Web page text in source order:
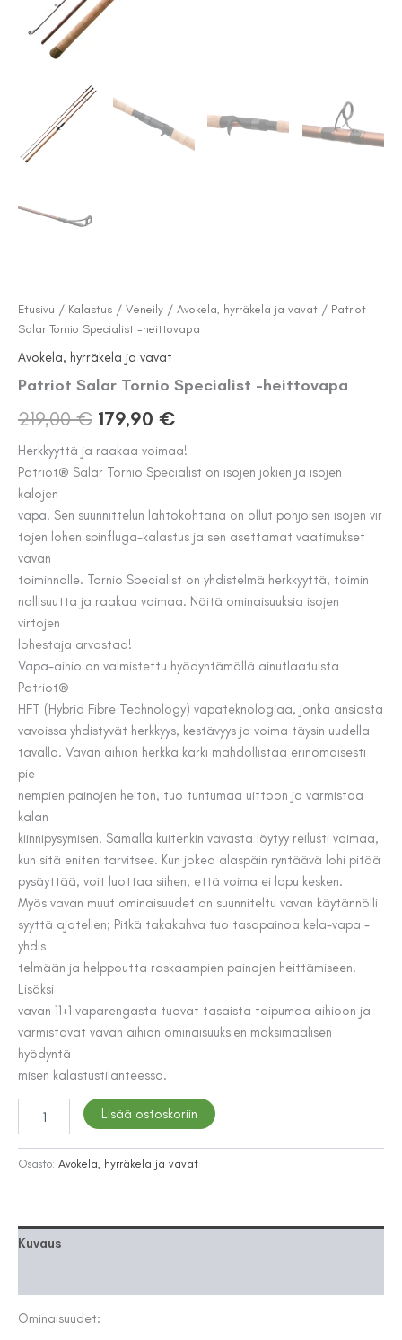
Etusivu / Kalastus / Veneily / Avokela, hyrräkela ja vavat / Patriot
Salar Tornio Specialist -heittovapa
Avokela, hyrräkela ja vavat
Patriot Salar Tornio Specialist -heittovapa
219,00€ Alkuperäinen
hinta
oli:
219,00 €.
179,90 €
hinta
on:
179,90 €.
Herkkyyttä ja raakaa voimaa!
Patriot® Salar Tornio Specialist on isojen jokien ja isojen
kalojen
vapa. Sen suunnittelun lähtökohtana on ollut pohjoisen isojen vir
tojen lohen spinfluga-kalastus ja sen asettamat vaatimukset
vavan
toiminnalle. Tornio Specialist on yhdistelmä herkkyyttä, toimin
nallisuutta ja raakaa voimaa. Näitä ominaisuuksia isojen
virtojen
lohestaja arvostaa!
Vapa-aihio on valmistettu hyödyntämällä ainutlaatuista
Patriot®
HFT (Hybrid Fibre Technology) vapateknologiaa, jonka ansiosta
vavoissa yhdistyvät herkkyys, kestävyys ja voima täysin uudella
tavalla. Vavan aihion herkkä kärki mahdollistaa erinomaisesti
pie
nempien painojen heiton, tuo tuntumaa uittoon ja varmistaa
kalan
kiinnipysymisen. Samalla kuitenkin vavasta löytyy reilusti voimaa,
kun sitä eniten tarvitsee. Kun jokea alaspäin ryntäävä lohi pitää
pysäyttää, voit luottaa siihen, että voima ei lopu kesken.
Myös vavan muut ominaisuudet on suunniteltu vavan käytännölli
syyttä ajatellen; Pitkä takakahva tuo tasapainoa kela-vapa -
yhdis
telmään ja helppoutta raskaampien painojen heittämiseen.
Lisäksi
vavan 11+1 vaparengasta tuovat tasaista taipumaa aihioon ja
varmistavat vavan aihion ominaisuuksien maksimaalisen
hyödyntä
misen kalastustilanteessa.
Salar
Specialist
Lisää ostoskoriin
Osasto: Avokela, hyrräkela ja vavat
Kuvaus
Ominaisuudet: